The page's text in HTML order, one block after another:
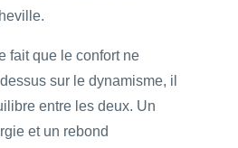
fait que le confort ne
sur le dynamisme, il
entre les deux. Un
et un rebond